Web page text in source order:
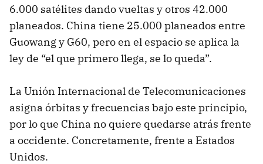
6.000 satélites dando vueltas y otros 42.000
planeados. China tiene 25.000 planeados entre
Guowang y G60, pero en el espacio se aplica la
ley de “el que primero llega, se lo queda”.
La Unión Internacional de Telecomunicaciones
asigna órbitas y frecuencias bajo este principio,
por lo que China no quiere quedarse atrás frente
a occidente. Concretamente, frente a Estados
Unidos.